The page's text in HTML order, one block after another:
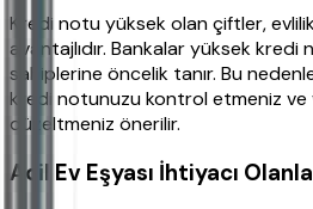
Kredi notu yüksek olan çiftler,
avantajlıdır. Bankalar yüksek
sahiplerine öncelik tanır. Bu
kredi notunuzu kontrol etmeniz ve
düzeltmeniz önerilir.
Acil Ev Eşyası İhtiyacı